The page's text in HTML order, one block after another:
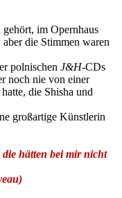
im Opernhaus
die Stimmen waren
polnischen J&H-CDs
noch nie von einer
die Shisha und
großartige Künstlerin
hätten bei mir nicht